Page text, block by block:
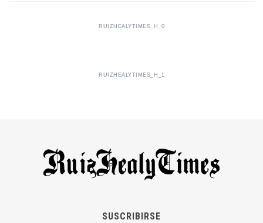
RUIZHEALYTIMES_H_0
RUIZHEALYTIMES_H_1
SUSCRIBIRSE